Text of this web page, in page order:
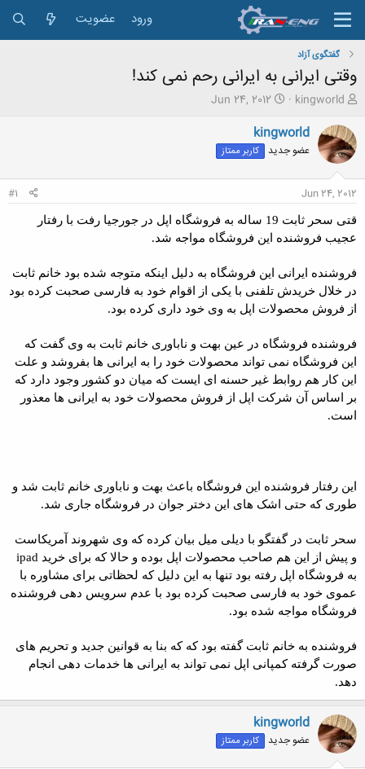
ورود عضویت
گفتگوی آزاد
وقتی ایرانی به ایرانی رحم نمی کند!
ش
و
ع
ک
ه
م
و
و
ع
kingworld
ت
ر
ی
خ
ع
Jun 24, 2012
kingworld
عضو جدید کاربر ممتاز
Jun 24, 2012
#1
قتی سحر ثابت 19 ساله به فروشگاه اپل در جورجیا رفت با رفتار
عجیب فروشنده این فروشگاه مواجه شد.
فروشنده ایرانی این فروشگاه به دلیل اینکه متوجه شده بود خانم ثابت
در خلال خریدش تلفنی با یکی از اقوام خود به فارسی صحبت کرده بود
از فروش محصولات اپل به وی خود داری کرده بود.
فروشنده فروشگاه در عین بهت و ناباوری خانم ثابت به وی گفت که
این فروشگاه نمی تواند محصولات خود را به ایرانی ها بفروشد و علت
این کار هم روابط غیر حسنه ای ایست که میان دو کشور وجود دارد که
بر اساس آن شرکت اپل از فروش محصولات خود به ایرانی ها معذور
است.
این رفتار فروشنده این فروشگاه باعث بهت و ناباوری خانم ثابت شد و
طوری که حتی اشک های این دختر جوان در فروشگاه جاری شد.
سحر ثابت در گفتگو با دیلی میل بیان کرده که وی شهروند آمریکاست
و پیش از این هم صاحب محصولات اپل بوده و حالا که برای خريد ipad
به فروشگاه اپل رفته بود تنها به این دلیل که لحظاتی برای مشاوره با
عموی خود به فارسی صحبت کرده بود با عدم سرویس دهی فروشنده
فروشگاه مواجه شده بود.
فروشنده به خانم ثابت گفته بود که که بنا به قوانین جدید و تحریم های
صورت گرفته کمپانی اپل نمی تواند به ایرانی ها خدمات دهی انجام
دهد.
kingworld
عضو جدید کاربر ممتاز